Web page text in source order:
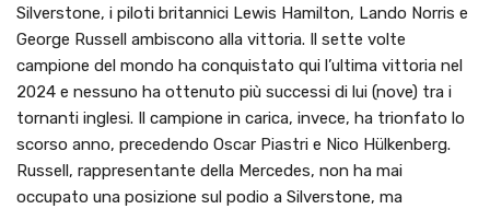
Silverstone, i piloti britannici Lewis Hamilton, Lando Norris e
George Russell ambiscono alla vittoria. Il sette volte
campione del mondo ha conquistato qui l’ultima vittoria nel
2024 e nessuno ha ottenuto più successi di lui (nove) tra i
tornanti inglesi. Il campione in carica, invece, ha trionfato lo
scorso anno, precedendo Oscar Piastri e Nico Hülkenberg.
Russell, rappresentante della Mercedes, non ha mai
occupato una posizione sul podio a Silverstone, ma